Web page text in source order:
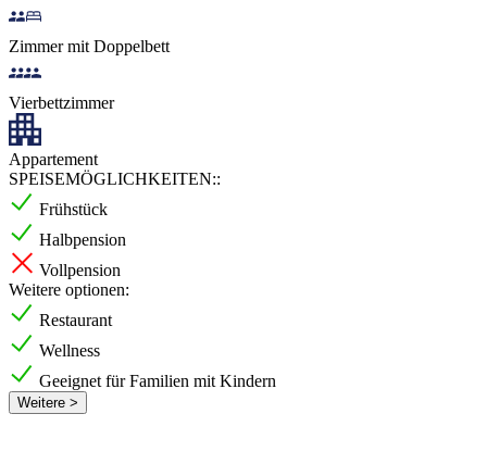
Zimmer mit Doppelbett
Vierbettzimmer
Appartement
SPEISEMÖGLICHKEITEN::
Frühstück
Halbpension
Vollpension
Weitere optionen:
Restaurant
Wellness
Geeignet für Familien mit Kindern
Weitere >